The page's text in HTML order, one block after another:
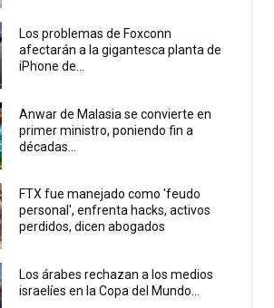
Los problemas de Foxconn
afectarán a la gigantesca planta de
iPhone de...
Anwar de Malasia se convierte en
primer ministro, poniendo fin a
décadas...
FTX fue manejado como 'feudo
personal', enfrenta hacks, activos
perdidos, dicen abogados
Los árabes rechazan a los medios
israelíes en la Copa del Mundo...